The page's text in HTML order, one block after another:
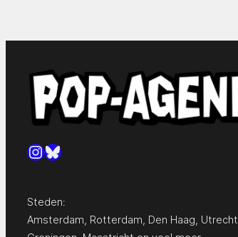
Instagram
Bluesky
Steden:
Amsterdam Rotterdam Den Haag Utrecht